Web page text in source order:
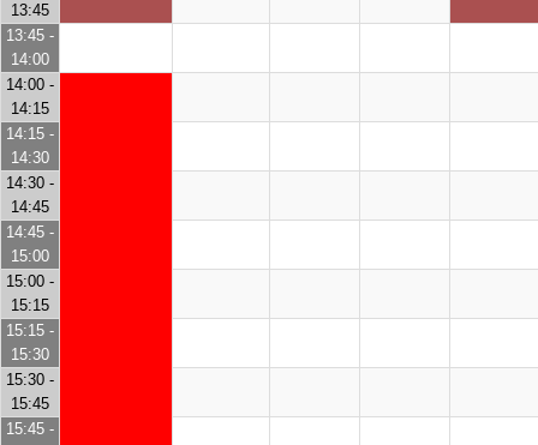
13:45
13:45 -
14:00
14:00 -
14:15
14:15 -
14:30
14:30 -
14:45
14:45 -
15:00
15:00 -
15:15
15:15 -
15:30
15:30 -
15:45
15:45 -